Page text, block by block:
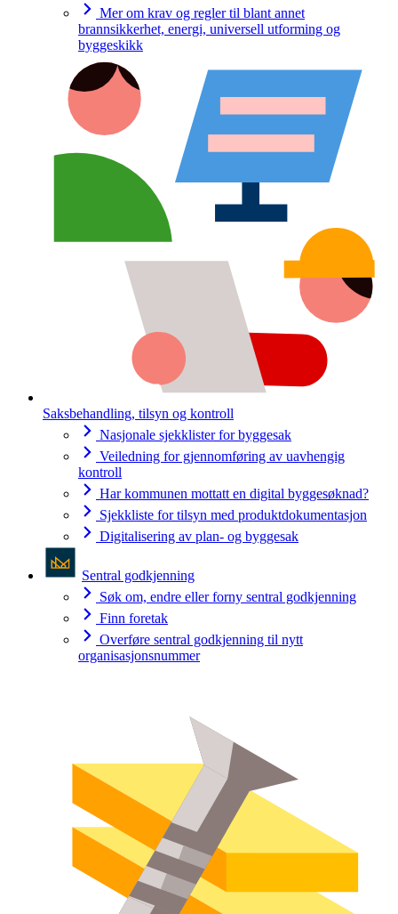
Mer om krav og regler til blant annet
brannsikkerhet, energi, universell utforming og
byggeskikk
Saksbehandling, tilsyn og kontroll
Nasjonale sjekklister for byggesak
Veiledning for gjennomføring av uavhengig
kontroll
Har kommunen mottatt en digital byggesøknad?
Sjekkliste for tilsyn med produktdokumentasjon
Digitalisering av plan- og byggesak
Sentral godkjenning
Søk om, endre eller forny sentral godkjenning
Finn foretak
Overføre sentral godkjenning til nytt
organisasjonsnummer